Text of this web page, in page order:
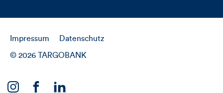
Impressum Datenschutz
© 2026 TARGOBANK